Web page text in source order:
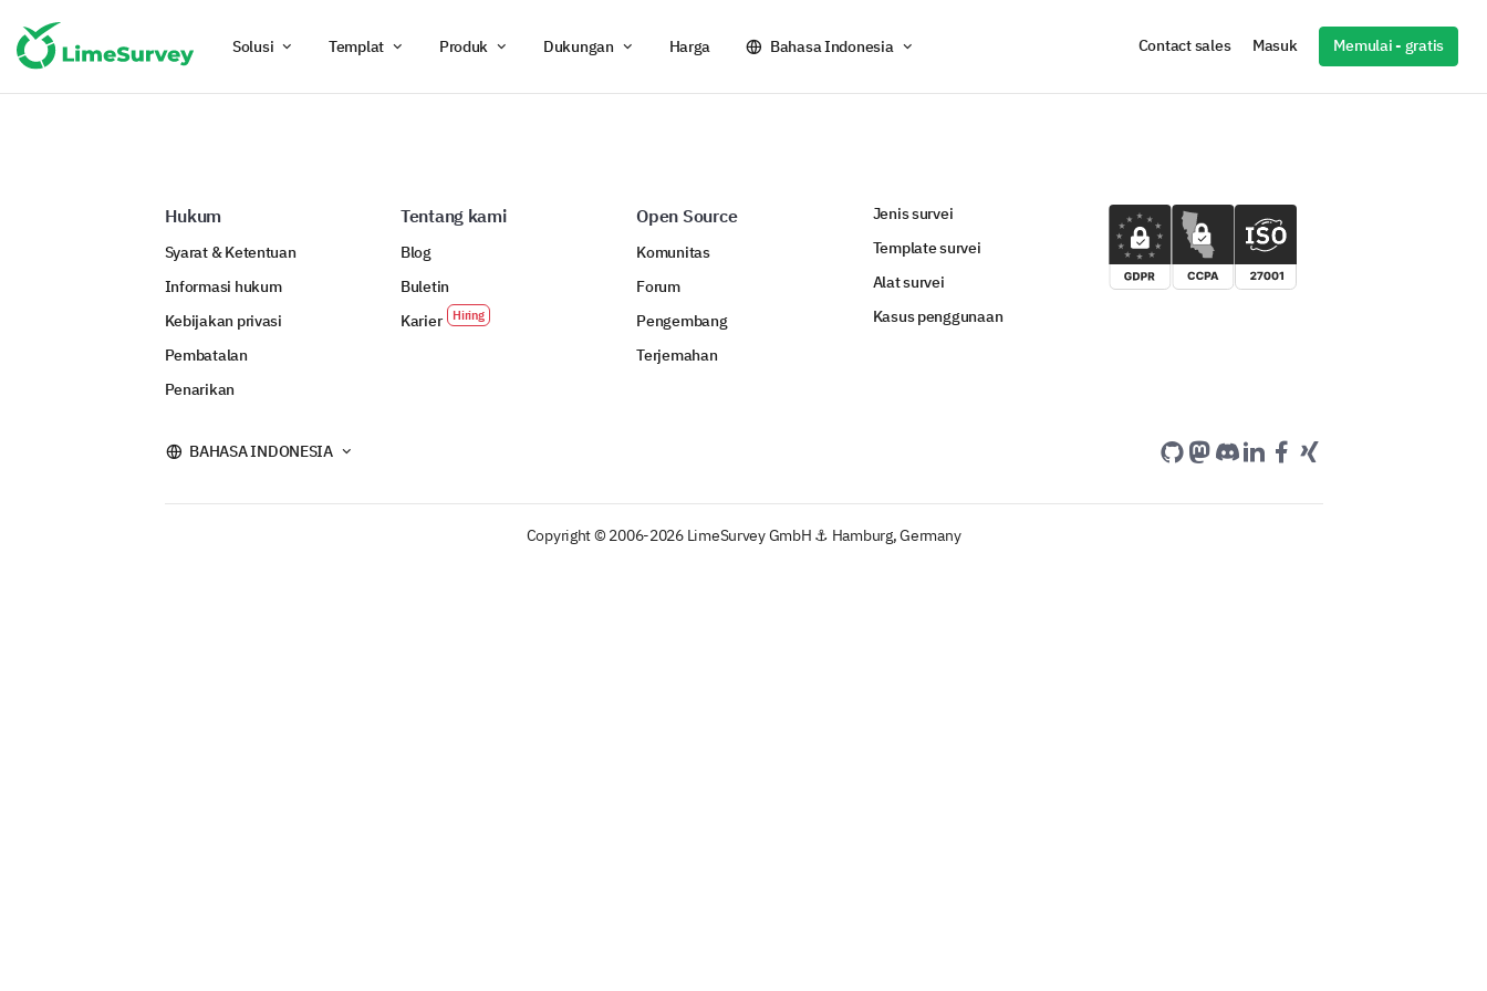
Solusi Templat Produk Dukungan Harga Bahasa Indonesia Contact sales Masuk Memulai - gratis
Hukum
Syarat & Ketentuan
Informasi hukum
Kebijakan privasi
Pembatalan
Penarikan
Tentang kami
Blog
Buletin
Karier
Open Source
Komunitas
Forum
Pengembang
Terjemahan
Jenis survei
Template survei
Alat survei
Kasus penggunaan
BAHASA INDONESIA
Copyright © 2006-2026 LimeSurvey GmbH ⚓ Hamburg, Germany